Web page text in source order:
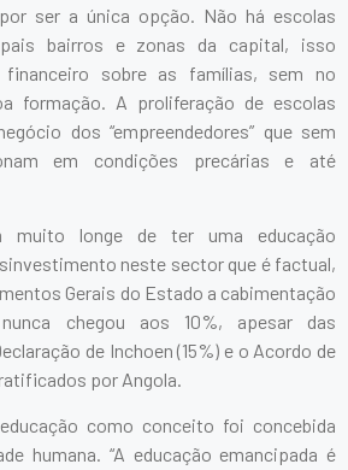
ser a única opção. Não há escolas
bairros e zonas da capital, isso
sobre as famílias, sem no
formação. A proliferação de escolas
dos “empreendedores” que sem
em condições precárias e até
muito longe de ter uma educação
neste sector que é factual,
Gerais do Estado a cabimentação
chegou aos 10%, apesar das
de Inchoen (15%) e o Acordo de
por Angola.
como conceito foi concebida
humana. “A educação emancipada é